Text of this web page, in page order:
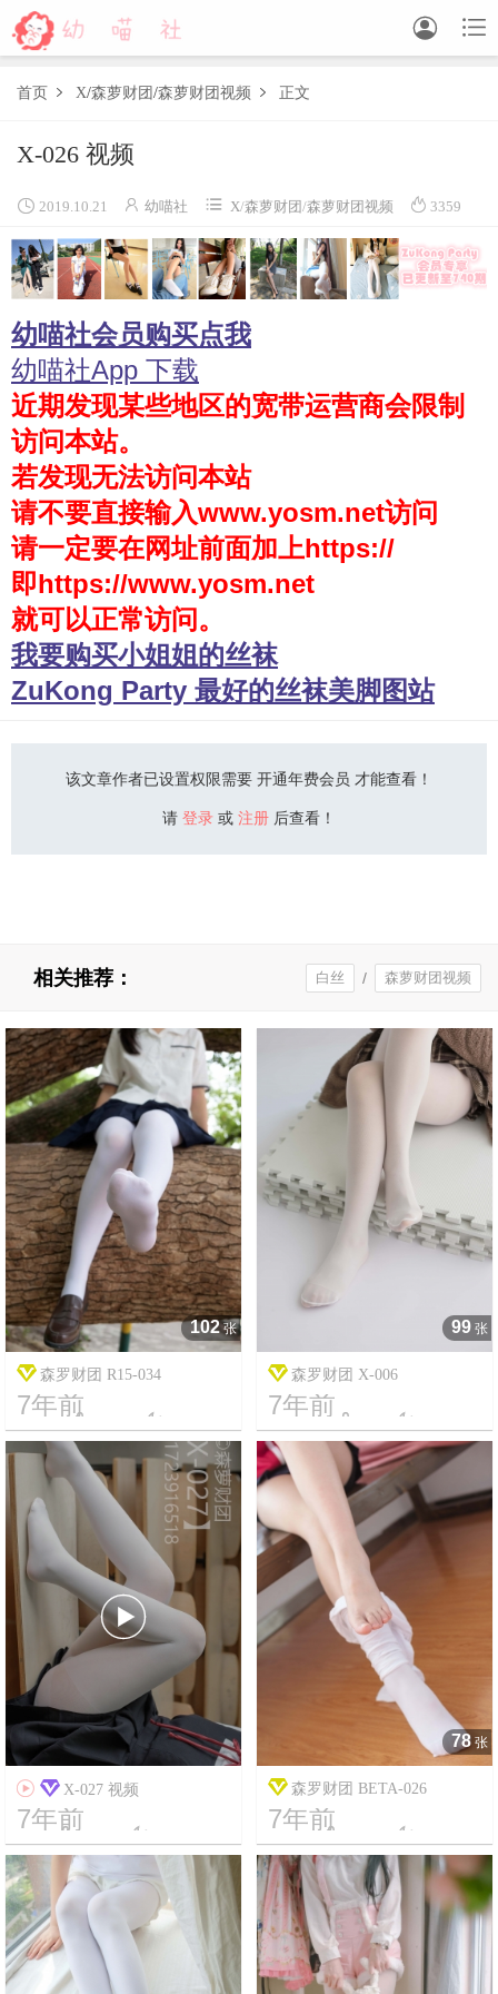


森萝财团
BETA FREE LOVEPLUS R15 SSR
森萝财团视频
木花琳琳是勇者
木花琳琳是勇者写真 木花琳琳是勇者视频
风之领域
喵写真
轻兰映画
少女秩序
会员购买
幼喵社App
首页  X/森萝财团 /森萝财团视频  正文
X-026 视频
 2019.10.21  幼喵社  X/森萝财团/森萝财团视频  3359
幼喵社会员购买点我
幼喵社App 下载
近期发现某些地区的宽带运营商会限制
访问本站。
若发现无法访问本站
请不要直接输入www.yosm.net访问
请一定要在网址前面加上https://
即https://www.yosm.net
就可以正常访问。
我要购买小姐姐的丝袜
ZuKong Party 最好的丝袜美脚图站
该文章作者已设置权限需要 开通年费会员 才能查看！
请 登录 或 注册 后查看！
相关推荐： 森萝财团视频
/
白丝
102 张
森罗财团 R15-034
7年前
14 4877
99 张
森罗财团 X-006
7年前
7 2860

 X-027 视频
7年前
15 80152
78 张
森罗财团 BETA-026
7年前
21 5033